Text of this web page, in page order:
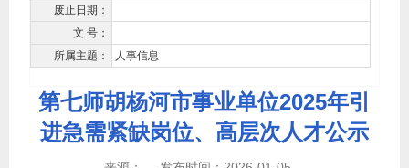
废止日期：
文 号：
所属主题：
人事信息
第七师胡杨河市事业单位2025年引
进急需紧缺岗位、高层次人才公示